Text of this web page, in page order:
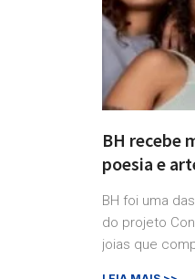
BH recebe
poesia e
BH foi uma
do projeto
joias que